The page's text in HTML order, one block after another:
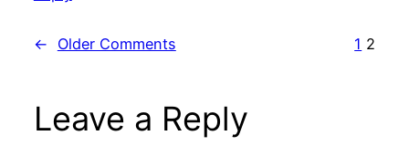
← Older Comments 1 2
Leave a Reply